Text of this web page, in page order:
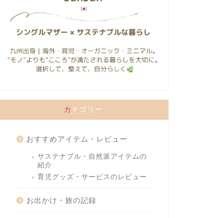
カテゴリー
おすすめアイテム・レビュー
サステナブル・自然派アイテムの
紹介
育児グッズ・サービスのレビュー
お出かけ・旅の記録